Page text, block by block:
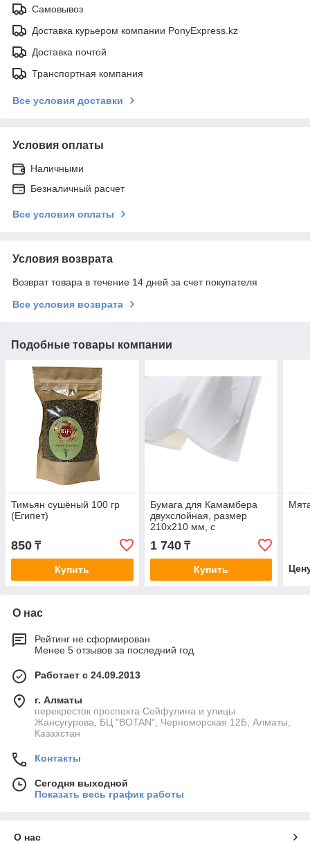
Самовывоз
Доставка курьером компании PonyExpress.kz
Доставка почтой
Транспортная компания
Все условия доставки
Условия оплаты
Наличными
Безналичный расчет
Все условия оплаты
Условия возврата
Возврат товара в течение 14 дней за счет покупателя
Все условия возврата
Подобные товары компании
Тимьян сушёный 100 гр
(Египет)
850 ₸
Купить
Бумага для Камамбера
двухслойная, размер
210х210 мм, с
микроперфорацией
(упаковка 10 листов)
1 740₸
Купить
О нас
Рейтинг не сформирован
Менее 5 отзывов за последний год
Работает с 24.09.2013
г. Алматы
перекресток проспекта Сейфулина и улицы
Жансугурова, БЦ "BOTAN", Черноморская 12Б, Алматы,
Казахстан
Контакты
Сегодня выходной
Показать весь график работы
О нас